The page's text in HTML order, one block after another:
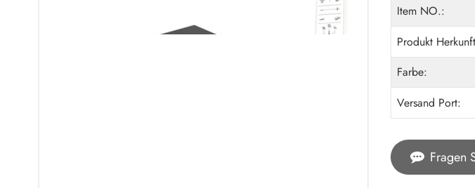
Item NO.:
Produkt
Farbe:
Versand Port:
Fragen